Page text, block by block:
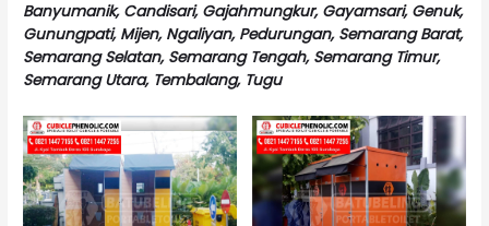
Banyumanik, Candisari, Gajahmungkur, Gayamsari, Genuk,
Gunungpati, Mijen, Ngaliyan, Pedurungan, Semarang Barat,
Semarang Selatan, Semarang Tengah, Semarang Timur,
Semarang Utara, Tembalang, Tugu